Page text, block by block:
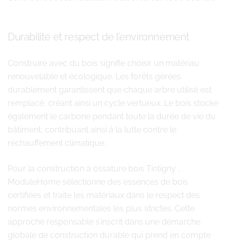
Durabilité et respect de l’environnement
Construire avec du bois signifie choisir un matériau
renouvelable et écologique. Les forêts gérées
durablement garantissent que chaque arbre utilisé est
remplacé, créant ainsi un cycle vertueux. Le bois stocke
également le carbone pendant toute la durée de vie du
bâtiment, contribuant ainsi à la lutte contre le
réchauffement climatique.
Pour la construction à ossature bois Tintigny ,
ModuleHome sélectionne des essences de bois
certifiées et traite les matériaux dans le respect des
normes environnementales les plus strictes. Cette
approche responsable s’inscrit dans une démarche
globale de construction durable qui prend en compte